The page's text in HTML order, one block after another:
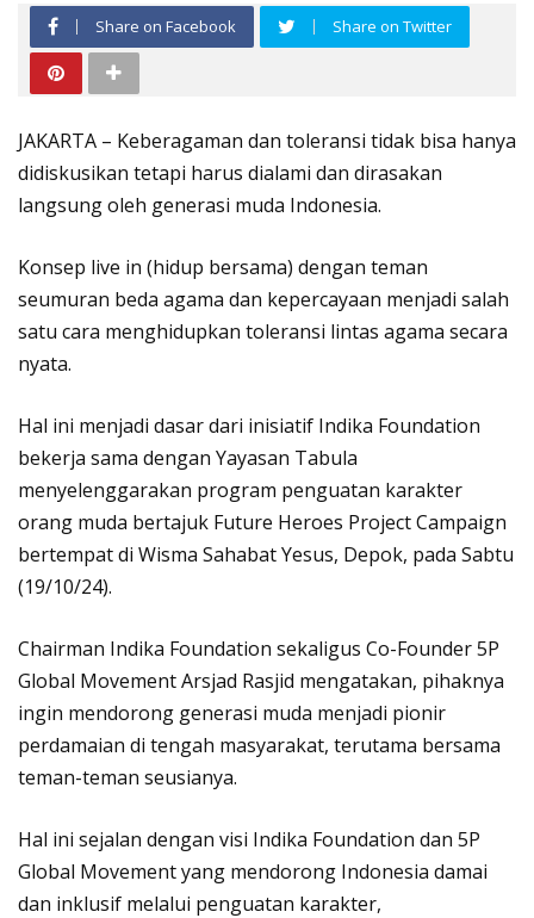
Share on Facebook Share on Twitter
JAKARTA – Keberagaman dan toleransi tidak bisa hanya
didiskusikan tetapi harus dialami dan dirasakan
langsung oleh generasi muda Indonesia.
Konsep live in (hidup bersama) dengan teman
seumuran beda agama dan kepercayaan menjadi salah
satu cara menghidupkan toleransi lintas agama secara
nyata.
Hal ini menjadi dasar dari inisiatif Indika Foundation
bekerja sama dengan Yayasan Tabula
menyelenggarakan program penguatan karakter
orang muda bertajuk Future Heroes Project Campaign
bertempat di Wisma Sahabat Yesus, Depok, pada Sabtu
(19/10/24).
Chairman Indika Foundation sekaligus Co-Founder 5P
Global Movement Arsjad Rasjid mengatakan, pihaknya
ingin mendorong generasi muda menjadi pionir
perdamaian di tengah masyarakat, terutama bersama
teman-teman seusianya.
Hal ini sejalan dengan visi Indika Foundation dan 5P
Global Movement yang mendorong Indonesia damai
dan inklusif melalui penguatan karakter,